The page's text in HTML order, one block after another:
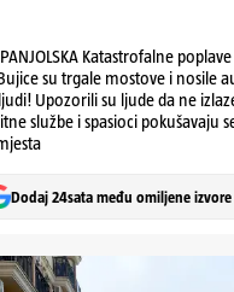
Katastrofalne
su trgale mostove i nosile
Upozorili su ljude da ne
službe i spasioci pokušavaju
Dodaj 24sata među omiljene